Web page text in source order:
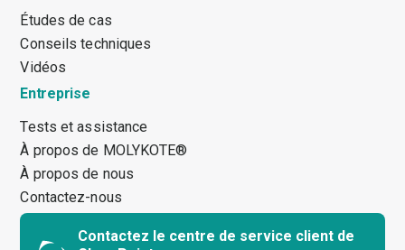
Études de cas
Conseils techniques
Vidéos
Entreprise
Tests et assistance
À propos de MOLYKOTE®
À propos de nous
Contactez-nous
Contactez le centre de service client de